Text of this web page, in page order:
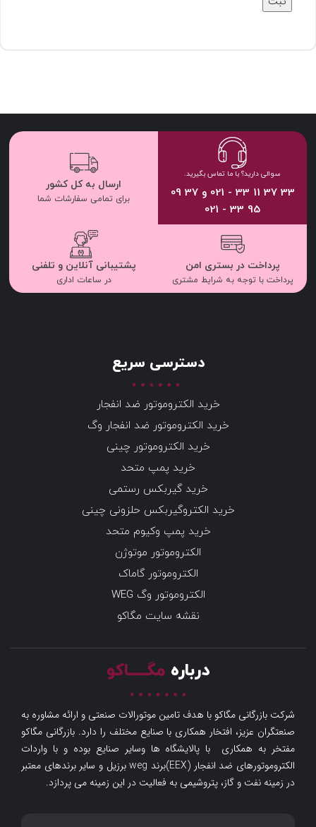
سوالی دارید؟ با ما تماس بگیرید.
33 37 11 33 - 021 و 37 09
95 33 - 021
ارسال به کل کشور
برای تمامی سفارشات شما
پرداخت در بستری امن
پرداخت با توجه به شرایط مشتری
پشتیبانی آنلاین و تلفنی
در ساعات اداری
دسترسی سریع
خرید الکتروموتور ضد انفجار
خرید الکتروموتور ضد انفجار وگ
خرید الکتروموتور چینی
خرید پمپ متحد
خرید گیربکس رستمی
خرید الکتروگیربکس حلزونی چینی
خرید پمپ وکیوم متحد
الکتروموتور موتوژن
الکتروموتور گاماک
الکتروموتور وگ WEG
نقشه سایت مگاکو
درباره مگـــــاکو
شرکت بازرگانی مگاکو با هدف تامین موتورالات صنعتی و ارائه مشاوره به
صنعتگران عزیز، افتخار همکاری با صنایع مختلف را دارد. بازرگانی مگاکو
مفتخر به همکاری با پالایشگاه ها وسایر صنایع بوده و با واردات
الکتروموتورهای ضد انفجار (EEX)برند weg برزیل و سایر برندهای معتبر
در زمینه نفت و گاز، پتروشیمی به فعالیت در این زمینه می پردازد.